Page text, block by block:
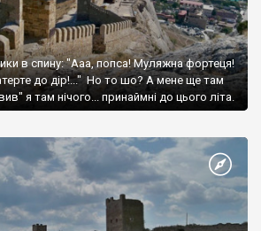
в спину: "Ааа, попса! Муляжна фортеця!
до дір!..." Но то шо? А мене ще там
я там нічого... принаймні до цього літа.